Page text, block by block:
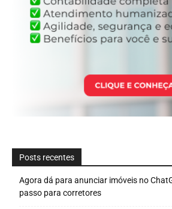
Posts recentes
Agora dá para anunciar imóveis no
passo para corretores